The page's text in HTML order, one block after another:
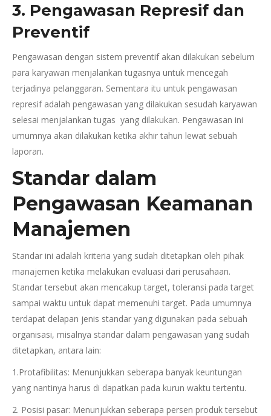
3. Pengawasan Represif dan
Preventif
Pengawasan dengan sistem preventif akan dilakukan sebelum
para karyawan menjalankan tugasnya untuk mencegah
terjadinya pelanggaran. Sementara itu untuk pengawasan
represif adalah pengawasan yang dilakukan sesudah karyawan
selesai menjalankan tugas yang dilakukan. Pengawasan ini
umumnya akan dilakukan ketika akhir tahun lewat sebuah
laporan.
Standar dalam
Pengawasan Keamanan
Manajemen
Standar ini adalah kriteria yang sudah ditetapkan oleh pihak
manajemen ketika melakukan evaluasi dari perusahaan.
Standar tersebut akan mencakup target, toleransi pada target
sampai waktu untuk dapat memenuhi target. Pada umumnya
terdapat delapan jenis standar yang digunakan pada sebuah
organisasi, misalnya standar dalam pengawasan yang sudah
ditetapkan, antara lain:
1.Protafibilitas: Menunjukkan seberapa banyak keuntungan
yang nantinya harus di dapatkan pada kurun waktu tertentu.
2. Posisi pasar: Menunjukkan seberapa persen produk tersebut